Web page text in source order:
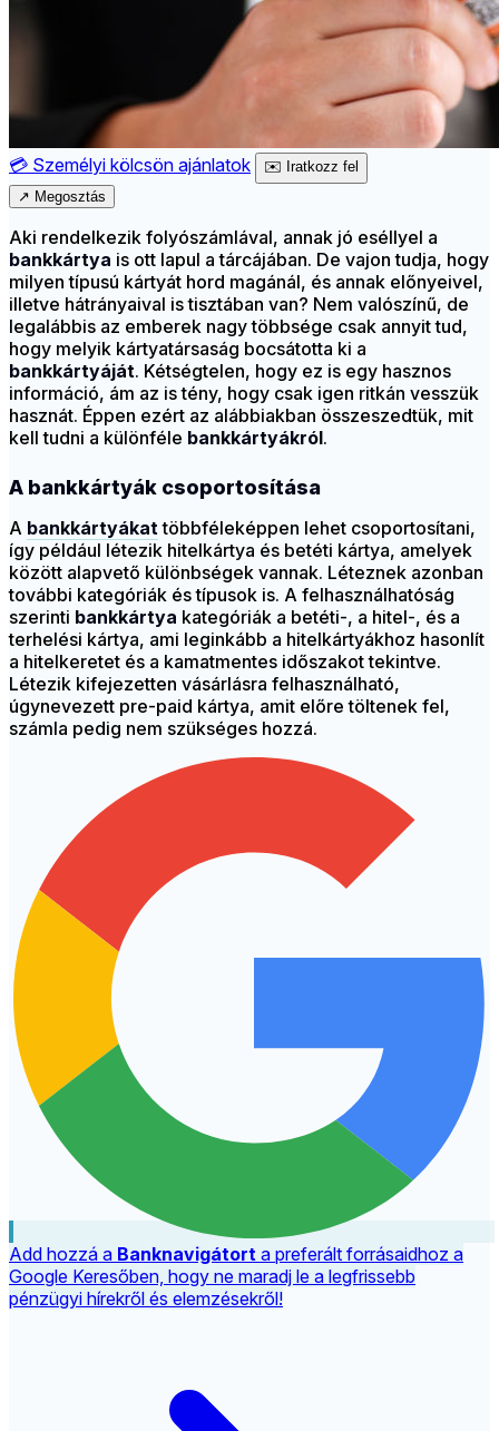
💳 Személyi kölcsön ajánlatok ✉️ Iratkozz fel
↗ Megosztás
Aki rendelkezik folyószámlával, annak jó eséllyel a
bankkártya is ott lapul a tárcájában. De vajon tudja, hogy
milyen típusú kártyát hord magánál, és annak előnyeivel,
illetve hátrányaival is tisztában van? Nem valószínű, de
legalábbis az emberek nagy többsége csak annyit tud,
hogy melyik kártyatársaság bocsátotta ki a
bankkártyáját. Kétségtelen, hogy ez is egy hasznos
információ, ám az is tény, hogy csak igen ritkán vesszük
hasznát. Éppen ezért az alábbiakban összeszedtük, mit
kell tudni a különféle bankkártyákról.
A bankkártyák csoportosítása
A bankkártyákattöbbféleképpen lehet csoportosítani,
így például létezik hitelkártya és betéti kártya, amelyek
között alapvető különbségek vannak. Léteznek azonban
további kategóriák és típusok is. A felhasználhatóság
szerinti bankkártya kategóriák a betéti-, a hitel-, és a
terhelési kártya, ami leginkább a hitelkártyákhoz hasonlít
a hitelkeretet és a kamatmentes időszakot tekintve.
Létezik kifejezetten vásárlásra felhasználható,
úgynevezett pre-paid kártya, amit előre töltenek fel,
számla pedig nem szükséges hozzá.
Add hozzá a Banknavigátort a preferált forrásaidhoz a
Google Keresőben, hogy ne maradj le a legfrissebb
pénzügyi hírekről és elemzésekről!